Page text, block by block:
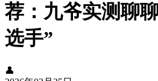
荐：九爷实测聊
选手”
👤